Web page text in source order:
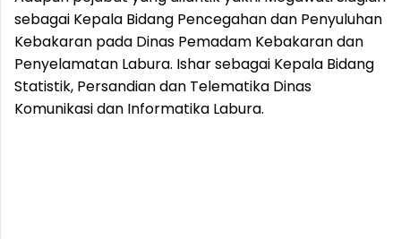
sebagai Kepala Bidang Pencegahan dan Penyuluhan
Kebakaran pada Dinas Pemadam Kebakaran dan
Penyelamatan Labura. Ishar sebagai Kepala Bidang
Statistik, Persandian dan Telematika Dinas
Komunikasi dan Informatika Labura.